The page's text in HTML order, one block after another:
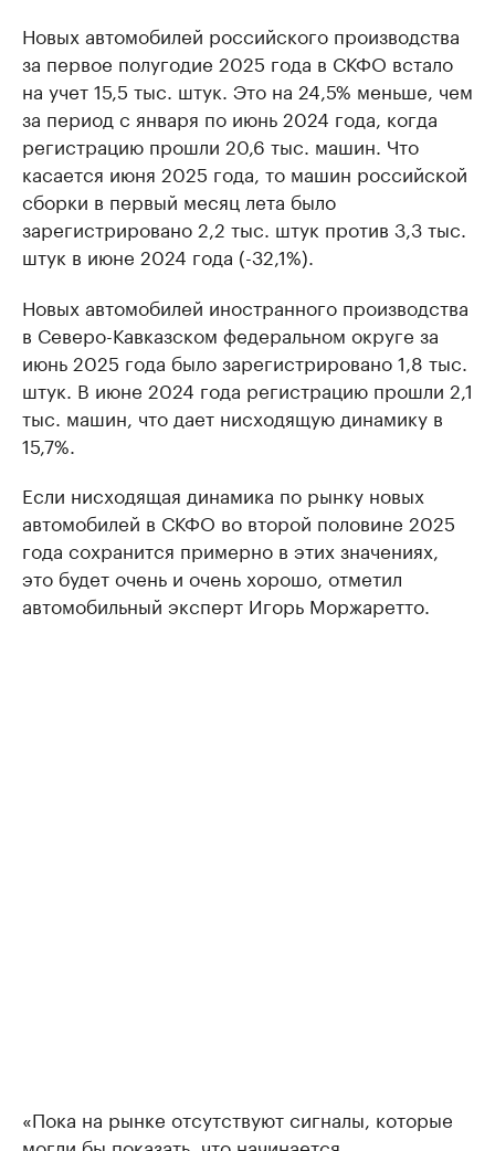
Новых автомобилей российского производства
за первое полугодие 2025 года в СКФО встало
на учет 15,5 тыс. штук. Это на 24,5% меньше, чем
за период с января по июнь 2024 года, когда
регистрацию прошли 20,6 тыс. машин. Что
касается июня 2025 года, то машин российской
сборки в первый месяц лета было
зарегистрировано 2,2 тыс. штук против 3,3 тыс.
штук в июне 2024 года (-32,1%).
Новых автомобилей иностранного производства
в Северо-Кавказском федеральном округе за
июнь 2025 года было зарегистрировано 1,8 тыс.
штук. В июне 2024 года регистрацию прошли 2,1
тыс. машин, что дает нисходящую динамику в
15,7%.
Если нисходящая динамика по рынку новых
автомобилей в СКФО во второй половине 2025
года сохранится примерно в этих значениях,
это будет очень и очень хорошо, отметил
автомобильный эксперт Игорь Моржаретто.
«Пока на рынке отсутствуют сигналы, которые